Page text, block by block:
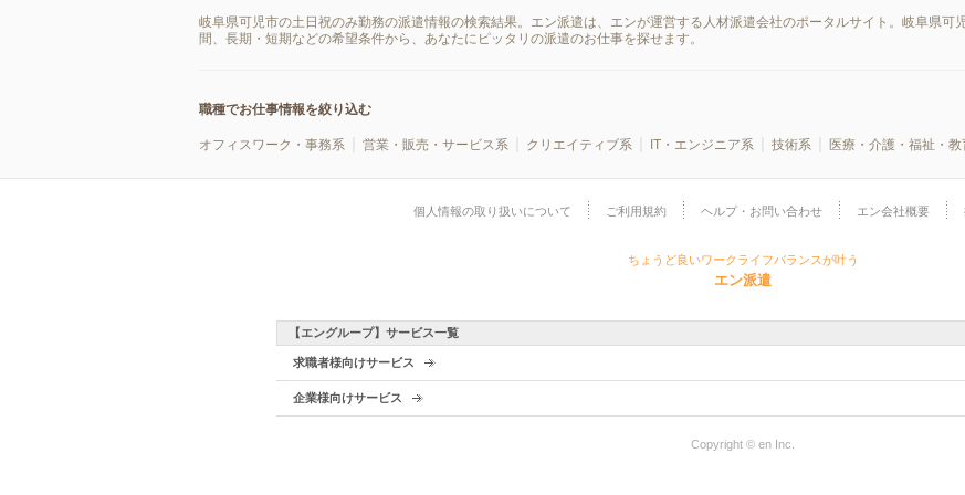
岐阜県可児市の土日祝のみ勤務の派遣情報の検索結果。エン派遣は、エンが運営する人材派遣会社のポータルサイト。岐阜県可
間、長期・短期などの希望条件から、あなたにピッタリの派遣のお仕事を探せます。
職種でお仕事情報を絞り込む
オフィスワーク・事務系 営業・販売・サービス系 クリエイティブ系 IT・エンジニア系 技術系 医療・介護・福祉・教
個人情報の取り扱いについて ご利用規約 ヘルプ・お問い合わせ エン会社概要
ちょうど良いワークライフバランスが叶う
エン派遣
【エングループ】サービス一覧
求職者様向けサービス
企業様向けサービス
Copyright © en Inc.